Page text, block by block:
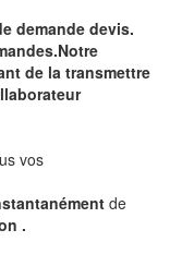
demande devis.
de la transmettre
vos
de
.